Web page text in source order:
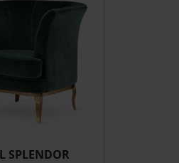
SPLENDOR